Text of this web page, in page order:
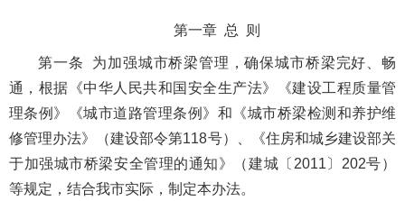
第一章 总 则
第一条 为加强城市桥梁管理，确保城市桥梁完好、畅
通，根据《中华人民共和国安全生产法》《建设工程质量管
理条例》《城市道路管理条例》和《城市桥梁检测和养护维
修管理办法》（建设部令第118号）、《住房和城乡建设部关
于加强城市桥梁安全管理的通知》（建城〔2011〕202号）
等规定，结合我市实际，制定本办法。